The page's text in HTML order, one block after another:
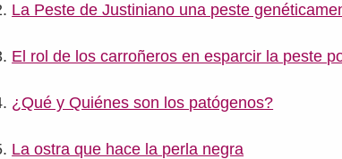
La Peste de Justiniano una peste
El rol de los carroñeros en esparcir la peste
¿Qué y Quiénes son los patógenos?
La ostra que hace la perla negra